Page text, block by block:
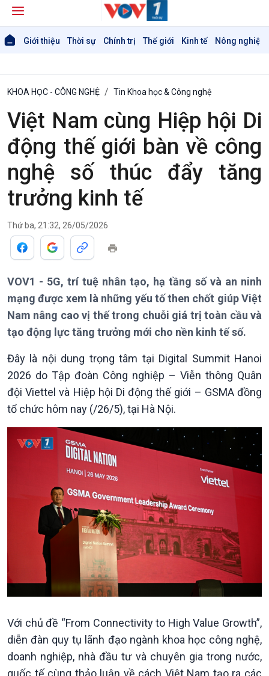
Giới thiệu Thời sự Chính trị Thế giới Kinh tế Nông nghiệp
Thời sự
Thời sự 12h
Thời sự 18h
Thời sự 21h30
Bản tin
Chuyên mục
Theo dòng Thời sự
Chính trị
Tin Chính trị
Tin thế giới
KHOA HỌC - CÔNG NGHỆ Tin Khoa học & Công nghệ
Việt Nam cùng Hiệp hội Di
động thế giới bàn về công
nghệ số thúc đẩy tăng
trưởng kinh tế
Thứ ba, 21:32, 26/05/2026
VOV1 - 5G, trí tuệ nhân tạo, hạ tầng số và an ninh
mạng được xem là những yếu tố then chốt giúp Việt
Nam nâng cao vị thế trong chuỗi giá trị toàn cầu và
tạo động lực tăng trưởng mới cho nền kinh tế số.
Đây là nội dung trọng tâm tại Digital Summit Hanoi
2026 do Tập đoàn Công nghiệp – Viễn thông Quân
đội Viettel và Hiệp hội Di động thế giới – GSMA đồng
tổ chức hôm nay (/26/5), tại Hà Nội.
Với chủ đề “From Connectivity to High Value Growth”,
diễn đàn quy tụ lãnh đạo ngành khoa học công nghệ,
doanh nghiệp, nhà đầu tư và chuyên gia trong nước,
quốc tế cùng thảo luận về cách Việt Nam tạo ra các